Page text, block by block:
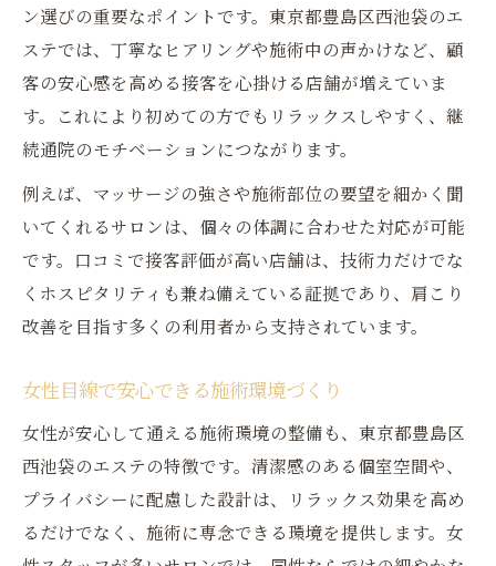
ン選びの重要なポイントです。東京都豊島区西池袋のエ
ステでは、丁寧なヒアリングや施術中の声かけなど、顧
客の安心感を高める接客を心掛ける店舗が増えていま
す。これにより初めての方でもリラックスしやすく、継
続通院のモチベーションにつながります。
例えば、マッサージの強さや施術部位の要望を細かく聞
いてくれるサロンは、個々の体調に合わせた対応が可能
です。口コミで接客評価が高い店舗は、技術力だけでな
くホスピタリティも兼ね備えている証拠であり、肩こり
改善を目指す多くの利用者から支持されています。
女性目線で安心できる施術環境づくり
女性が安心して通える施術環境の整備も、東京都豊島区
西池袋のエステの特徴です。清潔感のある個室空間や、
プライバシーに配慮した設計は、リラックス効果を高め
るだけでなく、施術に専念できる環境を提供します。女